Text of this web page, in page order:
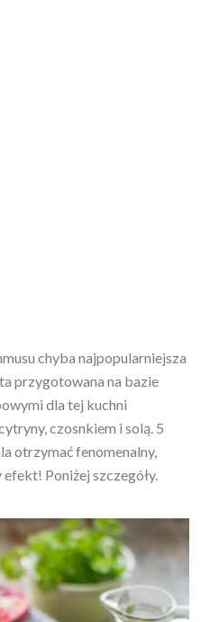
chyba najpopularniejsza
przygotowana na bazie
dla tej kuchni
czosnkiem i solą. 5
otrzymać fenomenalny,
Poniżej szczegóły.